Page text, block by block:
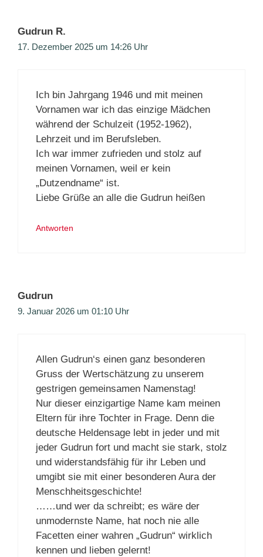
Gudrun R.
17. Dezember 2025 um 14:26 Uhr
Ich bin Jahrgang 1946 und mit meinen
Vornamen war ich das einzige Mädchen
während der Schulzeit (1952-1962),
Lehrzeit und im Berufsleben.
Ich war immer zufrieden und stolz auf
meinen Vornamen, weil er kein
„Dutzendname“ ist.
Liebe Grüße an alle die Gudrun heißen
Antworten
Gudrun
9. Januar 2026 um 01:10 Uhr
Allen Gudrun‘s einen ganz besonderen
Gruss der Wertschätzung zu unserem
gestrigen gemeinsamen Namenstag!
Nur dieser einzigartige Name kam meinen
Eltern für ihre Tochter in Frage. Denn die
deutsche Heldensage lebt in jeder und mit
jeder Gudrun fort und macht sie stark, stolz
und widerstandsfähig für ihr Leben und
umgibt sie mit einer besonderen Aura der
Menschheitsgeschichte!
……und wer da schreibt; es wäre der
unmodernste Name, hat noch nie alle
Facetten einer wahren „Gudrun“ wirklich
kennen und lieben gelernt!